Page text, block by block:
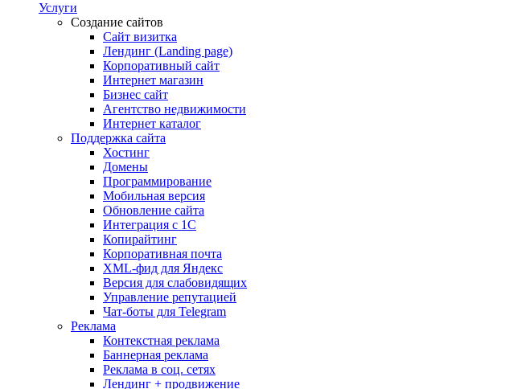
Услуги
Создание сайтов
Сайт визитка
Лендинг (Landing page)
Корпоративный сайт
Интернет магазин
Бизнес сайт
Агентство недвижимости
Интернет каталог
Поддержка сайта
Хостинг
Домены
Программирование
Мобильная версия
Обновление сайта
Интеграция с 1С
Копирайтинг
Корпоративная почта
XML-фид для Яндекс
Версия для слабовидящих
Управление репутацией
Чат-боты для Telegram
Реклама
Контекстная реклама
Баннерная реклама
Реклама в соц. сетях
Лендинг + продвижение